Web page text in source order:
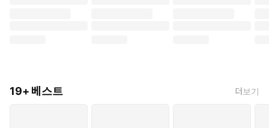
19+ 베스트 더보기